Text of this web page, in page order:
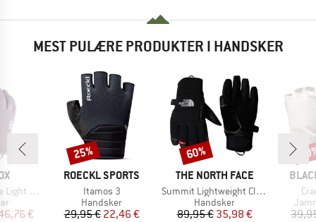
MEST PULÆRE PRODUKTER I HANDSKER
Glove
pris
€
MÆRKE
ROECKL SPORTS
Artikel
Itamos 3
Produktgruppe
Handsker
Pris
29,95 €Nedsat pris
22,46 €
Rabat
25%
MÆRKE
THE NORTH FACE
Artikel
Summit Lightweight Climb Glove
Produktgruppe
Handsker
Pris
89,95 €Nedsat pris
35,98 €
Rabat
60%